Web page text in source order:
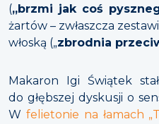
(„brzmi jak coś
żartów – zwłaszcza
włoską („zbrodnia
Makaron Igi Świątek
do głębszej dyskusji o
W felietonie na łamach